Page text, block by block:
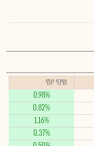
שינוי יומי
0.98%
0.82%
1.16%
0.37%